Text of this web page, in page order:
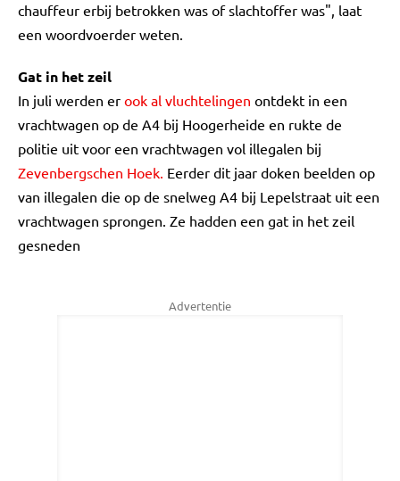
chauffeur erbij betrokken was of slachtoffer was", laat
een woordvoerder weten.
Gat in het zeil
In juli werden er ook al vluchtelingen ontdekt in een
vrachtwagen op de A4 bij Hoogerheide en rukte de
politie uit voor een vrachtwagen vol illegalen bij
Zevenbergschen Hoek. Eerder dit jaar doken beelden op
van illegalen die op de snelweg A4 bij Lepelstraat uit een
vrachtwagen sprongen. Ze hadden een gat in het zeil
gesneden
Advertentie